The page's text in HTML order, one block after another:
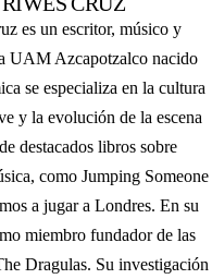
es un escritor, músico y
UAM Azcapotzalco nacido
se especializa en la cultura
y la evolución de la escena
destacados libros sobre
como Jumping Someone
a jugar a Londres. En su
miembro fundador de las
Dragulas. Su investigación